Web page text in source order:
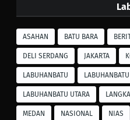
ASAHAN BATU BARA
DELI SERDANG JAKARTA
LABUHANBATU LABUHANBATU
LABUHANBATU UTARA
MEDAN NASIONAL NIAS